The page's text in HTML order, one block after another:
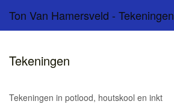
Ton Van Hamersveld - Tekeningen
Tekeningen
Tekeningen in potlood, houtskool en inkt